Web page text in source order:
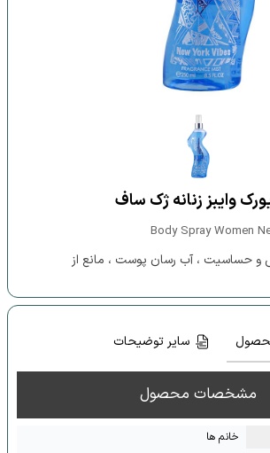
وایبز زنانه ژک ساف
Body Spray Women
حساسیت ، آب رسان پوست ، مانع از
سایر توضیحات
مشخصات محصول
خانم ها